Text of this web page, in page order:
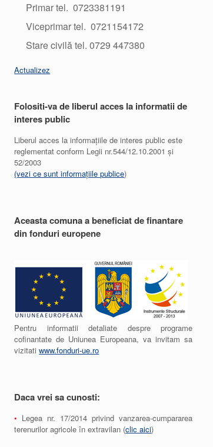
Primar tel. 0723381191
Viceprimar tel. 0721154172
Stare civilă tel. 0729 447380
Actualizez
Folositi-va de liberul acces la informatii de
interes public
Liberul acces la informațiile de interes public este
reglementat conform Legii nr.544/12.10.2001 și
52/2003
(vezi ce sunt informațiile publice)
Aceasta comuna a beneficiat de finantare
din fonduri europene
Pentru informatii detaliate despre programe
cofinantate de Uniunea Europeana, va invitam sa
vizitatiwww.fonduri-ue.ro
Daca vrei sa cunosti:
• Legea nr. 17/2014 privind vanzarea-cumpararea
terenurilor agricole în extravilan (clic aici)